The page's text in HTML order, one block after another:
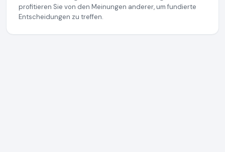
profitieren Sie von den Meinungen anderer, um fundierte
Entscheidungen zu treffen.